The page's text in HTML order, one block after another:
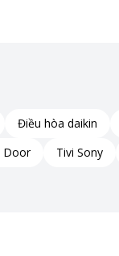
Điều hòa daikin
Door Tivi Sony